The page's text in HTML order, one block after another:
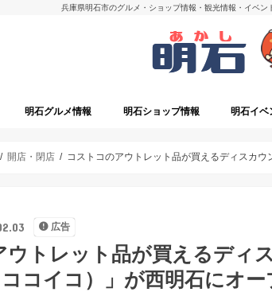
兵庫県明石市のグルメ・ショップ情報・観光情報・イベ
明石グルメ情報 明石ショップ情報 明石イベ
開店・閉店 コストコのアウトレット品が買えるディスカ
広告
ウトレット品が買えるディ
ココイコ）」が西明石にオー